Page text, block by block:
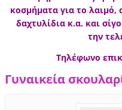
κοσμήματα για το λαιμό,
δαχτυλίδια κ.α. και
την
Τηλέφωνο
Γυναικεία